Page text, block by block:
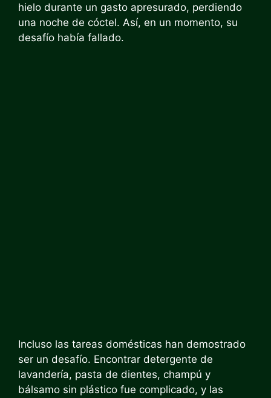
hielo durante un gasto apresurado, perdiendo
una noche de cóctel. Así, en un momento, su
desafío había fallado.
Incluso las tareas domésticas han demostrado
ser un desafío. Encontrar detergente de
lavandería, pasta de dientes, champú y
bálsamo sin plástico fue complicado, y las